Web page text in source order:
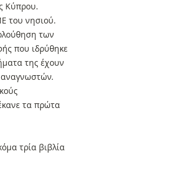
Κύπρου.
του νησιού.
των
που ιδρύθηκε
της έχουν
αναγνωστών.
τα πρώτα
τρία βιβλία